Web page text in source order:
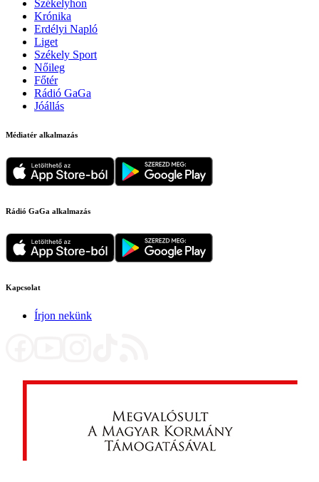
Székelyhon
Krónika
Erdélyi Napló
Liget
Székely Sport
Nőileg
Főtér
Rádió GaGa
Jóállás
Médiatér alkalmazás
Rádió GaGa alkalmazás
Kapcsolat
Írjon nekünk